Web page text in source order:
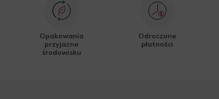
Opakowania
przyjazne
środowisku
Odroczone
płatności